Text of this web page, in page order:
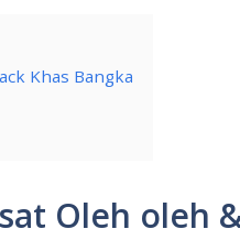
Khas Bangka
Oleh oleh